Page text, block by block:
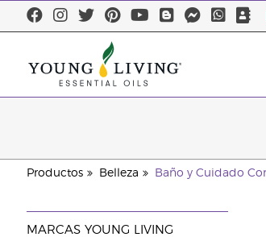
Productos Belleza Baño y Cuidado
MARCAS YOUNG LIVING